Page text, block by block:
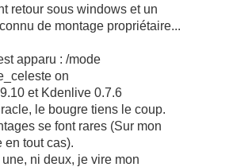
retour sous windows et un
de montage propriétaire...
apparu : /mode
on
et Kdenlive 0.7.6
le bougre tiens le coup.
se font rares (Sur mon
en tout cas).
ni deux, je vire mon